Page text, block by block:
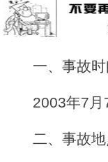
一、事故时
2003年7月
二、事故地